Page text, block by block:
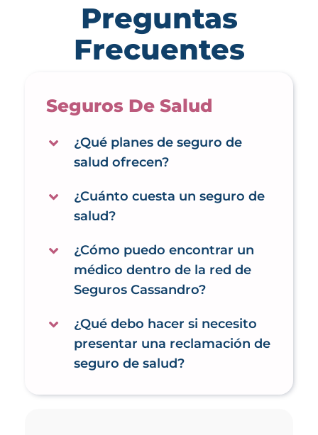
Preguntas
Frecuentes
Seguros De Salud
¿Qué planes de seguro de
salud ofrecen?
¿Cuánto cuesta un seguro de
salud?
¿Cómo puedo encontrar un
médico dentro de la red de
Seguros Cassandro?
¿Qué debo hacer si necesito
presentar una reclamación de
seguro de salud?